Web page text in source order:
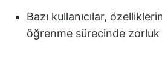
Bazı kullanıcılar,
öğrenme sürecinde